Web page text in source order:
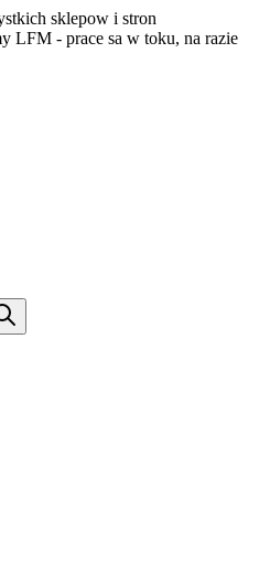
sklepow i stron
LFM - prace sa w toku, na razie